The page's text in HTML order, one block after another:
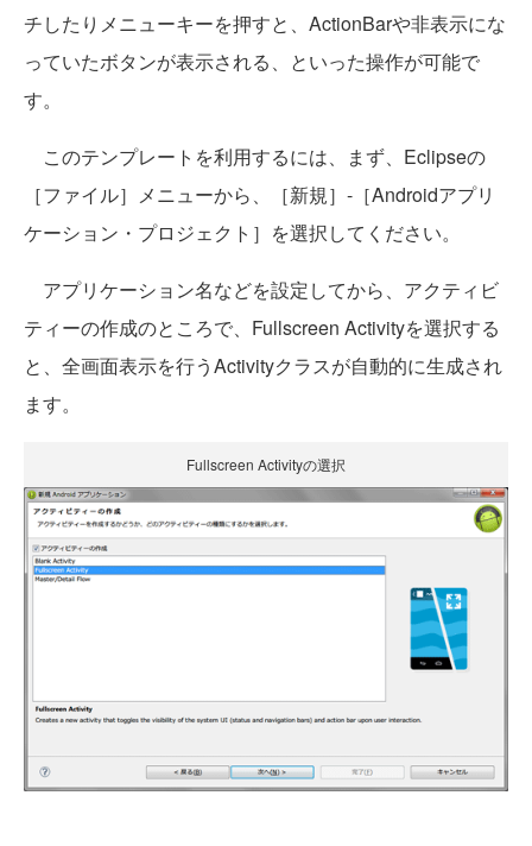
チしたりメニューキーを押すと、ActionBarや非表示にな
っていたボタンが表示される、といった操作が可能で
す。
このテンプレートを利用するには、まず、Eclipseの
［ファイル］メニューから、［新規］-［Androidアプリ
ケーション・プロジェクト］を選択してください。
アプリケーション名などを設定してから、アクティビ
ティーの作成のところで、Fullscreen Activityを選択する
と、全画面表示を行うActivityクラスが自動的に生成され
ます。
Fullscreen Activityの選択